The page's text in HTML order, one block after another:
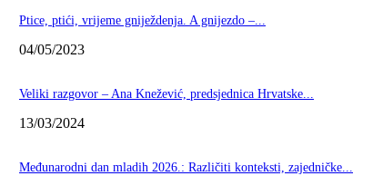
Ptice, ptići, vrijeme gniježdenja. A gnijezdo –...
04/05/2023
Veliki razgovor – Ana Knežević, predsjednica Hrvatske...
13/03/2024
Međunarodni dan mladih 2026.: Različiti konteksti, zajedničke...